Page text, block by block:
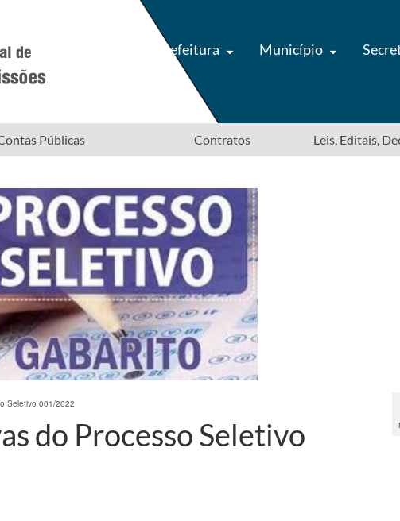
Prefeitura Município
Públicas Contratos Leis, Editais,
Seletivo 001/2022
do Processo Seletivo